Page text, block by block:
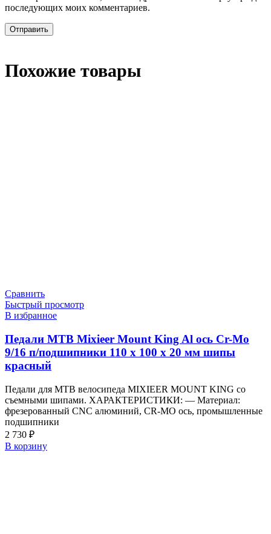
последующих моих комментариев.
Похожие товары
Сравнить
Быстрый просмотр
В избранное
Педали МТВ Mixieer Mount King Al ось Cr-Mo
9/16 п/подшипники 110 х 100 х 20 мм шипы
красный
Педали для MTB велосипеда MIXIEER MOUNT KING со
съемными шипами. ХАРАКТЕРИСТИКИ: — Материал:
фрезерованный CNC алюминий, CR-MO ось, промышленные
подшипники
2 730 ₽
В корзину